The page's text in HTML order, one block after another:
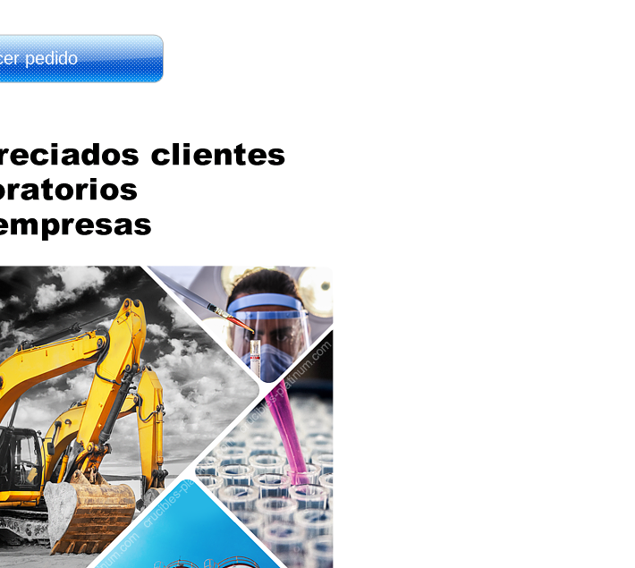
pedido